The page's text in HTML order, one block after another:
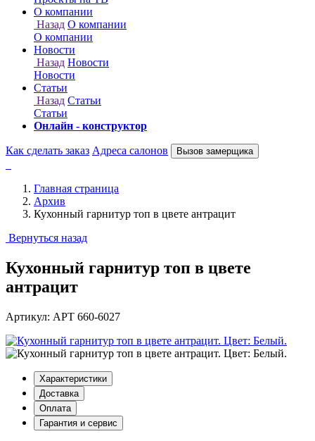
Онлайн - конструктор
Как сделать заказ Адреса салонов Вызов замерщика
Главная страница
Архив
Кухонный гарнитур топ в цвете антрацит
Вернуться назад
Кухонный гарнитур топ в цвете
антрацит
Артикул: АРТ 660-6027
Характеристики
Доставка
Оплата
Гарантия и сервис